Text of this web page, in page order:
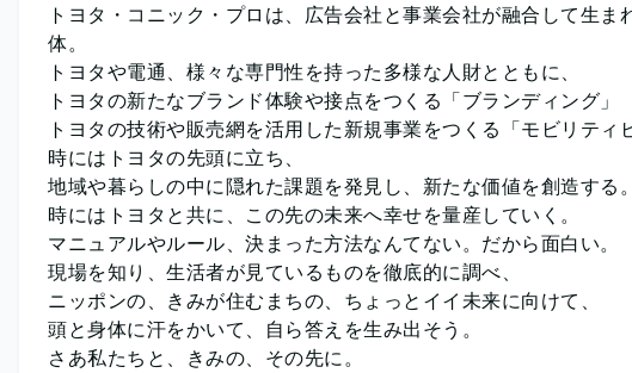
トヨタ・コニック・プロは、広告会社と事業会社が融合して生
体。
トヨタや電通、様々な専門性を持った多様な人財とともに、
トヨタの新たなブランド体験や接点をつくる「ブランディング
トヨタの技術や販売網を活用した新規事業をつくる「モビリテ
時にはトヨタの先頭に立ち、
地域や暮らしの中に隠れた課題を発見し、新たな価値を創造す
時にはトヨタと共に、この先の未来へ幸せを量産していく。
マニュアルやルール、決まった方法なんてない。だから面白い
現場を知り、生活者が見ているものを徹底的に調べ、
ニッポンの、きみが住むまちの、ちょっとイイ未来に向けて、
頭と身体に汗をかいて、自ら答えを生み出そう。
さあ私たちと、きみの、その先に。